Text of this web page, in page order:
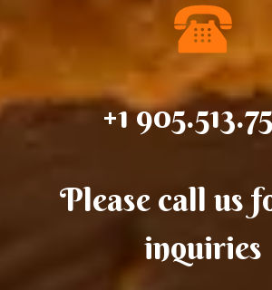
+1
Please call us
inquiries